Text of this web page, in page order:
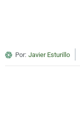
Por: Javier Esturillo